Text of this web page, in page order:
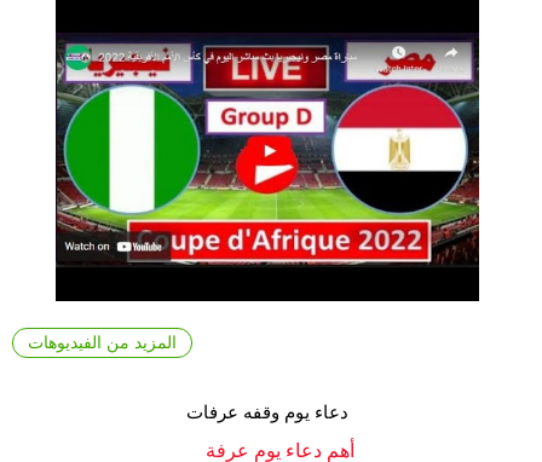
المزيد من الفيديوهات
دعاء يوم وقفه عرفات
أهم دعاء يوم عرفة